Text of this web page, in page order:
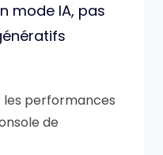
mode IA, pas
les performances
de